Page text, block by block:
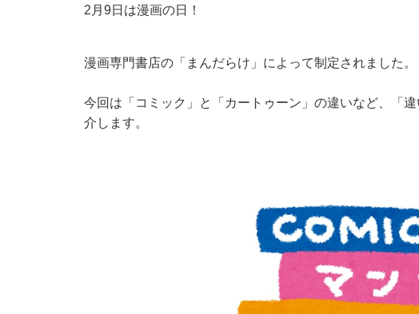
2月9日は漫画の日！
漫画専門書店の「まんだらけ」によって制定されました。
今回は「コミック」と「カートゥーン」の違いなど、「
介します。